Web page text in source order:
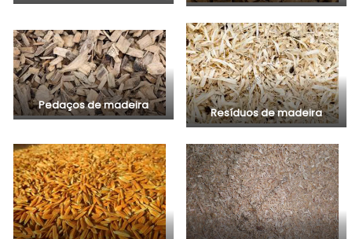
Pedaços de madeira
Resíduos de madeira